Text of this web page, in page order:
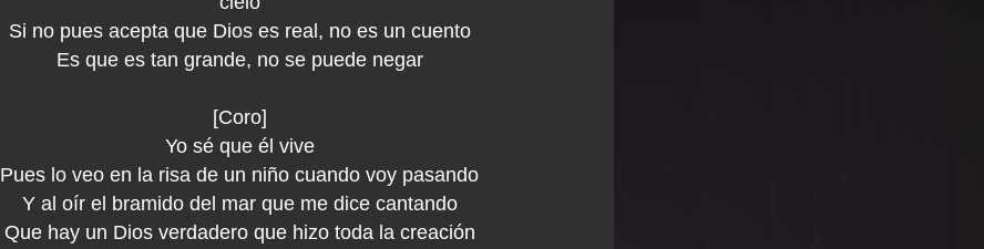
Si no pues acepta que Dios es real, no es un cuento
Es que es tan grande, no se puede negar
[Coro]
Yo sé que él vive
Pues lo veo en la risa de un niño cuando voy pasando
Y al oír el bramido del mar que me dice cantando
Que hay un Dios verdadero que hizo toda la creación